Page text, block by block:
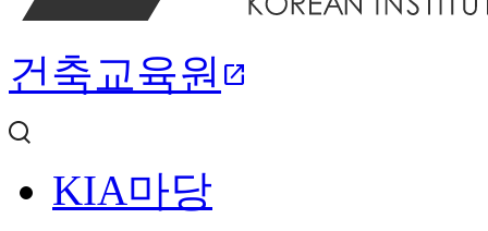
건축교육원 open_in_new
KIA마당